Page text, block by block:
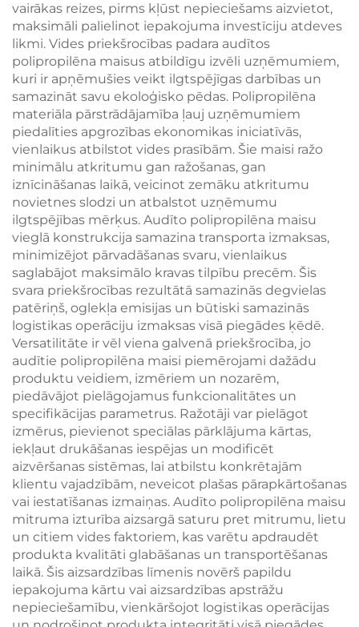
vairākas reizes, pirms kļūst nepieciešams aizvietot,
maksimāli palielinot iepakojuma investīciju atdeves
likmi. Vides priekšrocības padara audītos
polipropilēna maisus atbildīgu izvēli uzņēmumiem,
kuri ir apņēmušies veikt ilgtspējīgas darbības un
samazināt savu ekoloģisko pēdas. Polipropilēna
materiāla pārstrādājamība ļauj uzņēmumiem
piedalīties apgrozības ekonomikas iniciatīvās,
vienlaikus atbilstot vides prasībām. Šie maisi ražo
minimālu atkritumu gan ražošanas, gan
iznīcināšanas laikā, veicinot zemāku atkritumu
novietnes slodzi un atbalstot uzņēmumu
ilgtspējības mērķus. Audīto polipropilēna maisu
vieglā konstrukcija samazina transporta izmaksas,
minimizējot pārvadāšanas svaru, vienlaikus
saglabājot maksimālo kravas tilpību precēm. Šis
svara priekšrocības rezultātā samazinās degvielas
patēriņš, oglekļa emisijas un būtiski samazinās
logistikas operāciju izmaksas visā piegādes ķēdē.
Versatilitāte ir vēl viena galvenā priekšrocība, jo
audītie polipropilēna maisi piemērojami dažādu
produktu veidiem, izmēriem un nozarēm,
piedāvājot pielāgojamus funkcionalitātes un
specifikācijas parametrus. Ražotāji var pielāgot
izmērus, pievienot speciālas pārklājuma kārtas,
iekļaut drukāšanas iespējas un modificēt
aizvēršanas sistēmas, lai atbilstu konkrētajām
klientu vajadzībām, neveicot plašas pārapkārtošanas
vai iestatīšanas izmaiņas. Audīto polipropilēna maisu
mitruma izturība aizsargā saturu pret mitrumu, lietu
un citiem vides faktoriem, kas varētu apdraudēt
produkta kvalitāti glabāšanas un transportēšanas
laikā. Šis aizsardzības līmenis novērš papildu
iepakojuma kārtu vai aizsardzības apstrāžu
nepieciešamību, vienkāršojot logistikas operācijas